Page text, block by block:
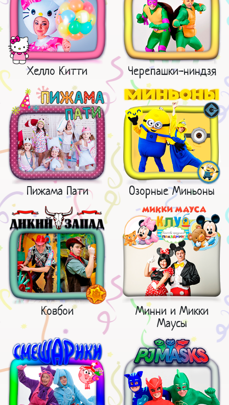
Хелло Китти Черепашки-ниндзя
Пижама Пати Озорные Миньоны
Ковбои
Минни и Микки
Маусы